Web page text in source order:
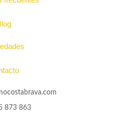
873 863